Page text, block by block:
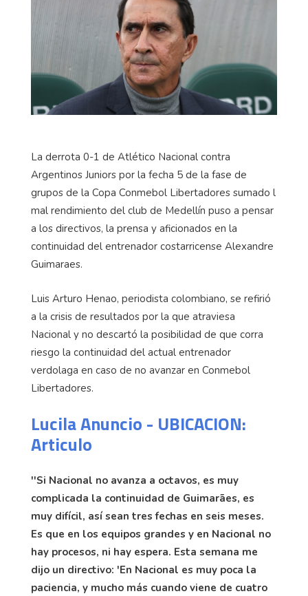
La derrota 0-1 de Atlético Nacional contra
Argentinos Juniors por la fecha 5 de la fase de
grupos de la Copa Conmebol Libertadores sumado l
mal rendimiento del club de Medellín puso a pensar
a los directivos, la prensa y aficionados en la
continuidad del entrenador costarricense Alexandre
Guimaraes.
Luis Arturo Henao, periodista colombiano, se refirió
a la crisis de resultados por la que atraviesa
Nacional y no descartó la posibilidad de que corra
riesgo la continuidad del actual entrenador
verdolaga en caso de no avanzar en Conmebol
Libertadores.
Lucila Anuncio - UBICACION:
Articulo
''Si Nacional no avanza a octavos, es muy
complicada la continuidad de Guimarães, es
muy difícil, así sean tres fechas en seis meses.
Es que en los equipos grandes y en Nacional no
hay procesos, ni hay espera. Esta semana me
dijo un directivo: 'En Nacional es muy poca la
paciencia, y mucho más cuando viene de cuatro